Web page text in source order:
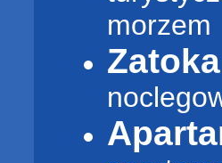
morzem